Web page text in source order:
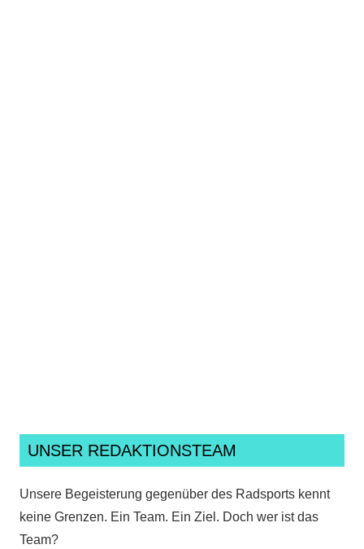
UNSER REDAKTIONSTEAM
Unsere Begeisterung gegenüber des Radsports kennt
keine Grenzen. Ein Team. Ein Ziel. Doch wer ist das
Team?